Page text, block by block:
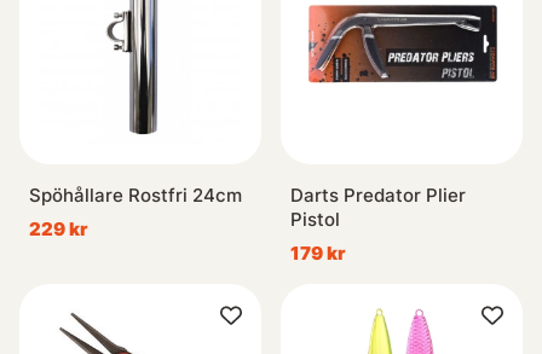
Spöhållare Rostfri 24cm
229 kr
Darts Predator Plier
Pistol
179 kr